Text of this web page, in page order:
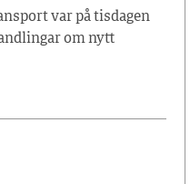
var på tisdagen
om nytt